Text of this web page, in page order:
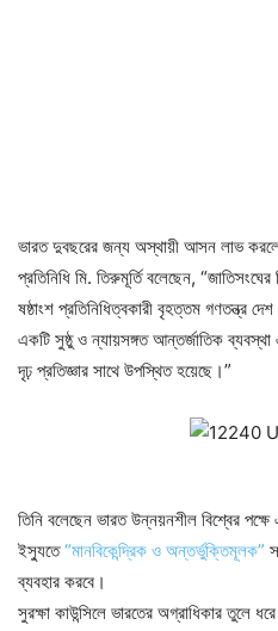
ভারত দুবছরের জন্য অস্থায়ী আসন লাভ করলো
প্রতিনিধি মি. তিরুমূর্তি বলেছেন,
ষষ্ঠাংশ প্রতিনিধিত্বকারী বৃহত্তম গণতন্ত্র
একটি সুষ্ঠু ও ন্যায়সঙ্গত আন্তর্জাতিক
দৃঢ় প্রতিজ্ঞার সাথে উপস্থিত হয়েছে।”
তিনি বলেছেন ভারত উন্নয়নশীল বিশ্বের
ইস্যুতে“মানবিকেন্দ্রিক ও অন্তর্ভুক্তিমূলক”
ব্যবহার করবে।
সুরক্ষা কাউন্সিলে ভারতের অগ্রাধিকার তুলে